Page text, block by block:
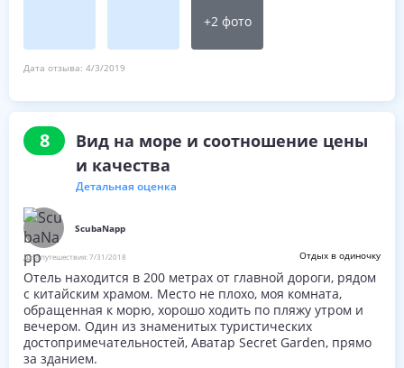
+2фото
Дата отзыва: 4/3/2019
8
Вид на море и соотношение цены
и качества
Детальная оценка
ScubaNapp
Дата путешествия:7/31/2018 Отдых в одиночку
Отель находится в 200 метрах от главной дороги, рядом
с китайским храмом. Место не плохо, моя комната,
обращенная к морю, хорошо ходить по пляжу утром и
вечером. Один из знаменитых туристических
достопримечательностей, Аватар Secret Garden, прямо
за зданием.